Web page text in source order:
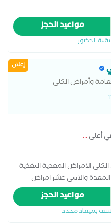
مواعيد الحجز
الحضور
إعلان
وأمراض الكلى
أعلى...
الامراض المعدية التغذية
والاثنى عشر امراض
امراض ضغط الدم تشخيص
البطن والحوض علاج
مواعيد الحجز
بميعاد محدد